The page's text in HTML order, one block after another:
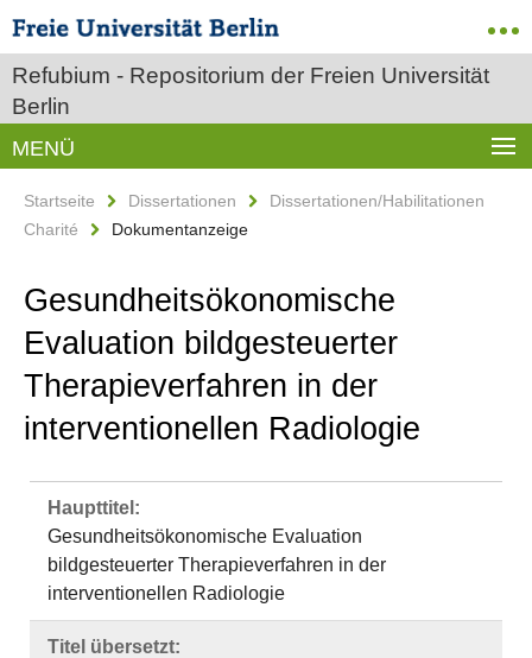
Refubium - Repositorium der Freien Universität
Berlin
MENÜ
Startseite Dissertationen
Dissertationen/Habilitationen
Charité
Dokumentanzeige
Gesundheitsökonomische
Evaluation bildgesteuerter
Therapieverfahren in der
interventionellen Radiologie
Haupttitel:
Gesundheitsökonomische Evaluation
bildgesteuerter Therapieverfahren in der
interventionellen Radiologie
Titel übersetzt: